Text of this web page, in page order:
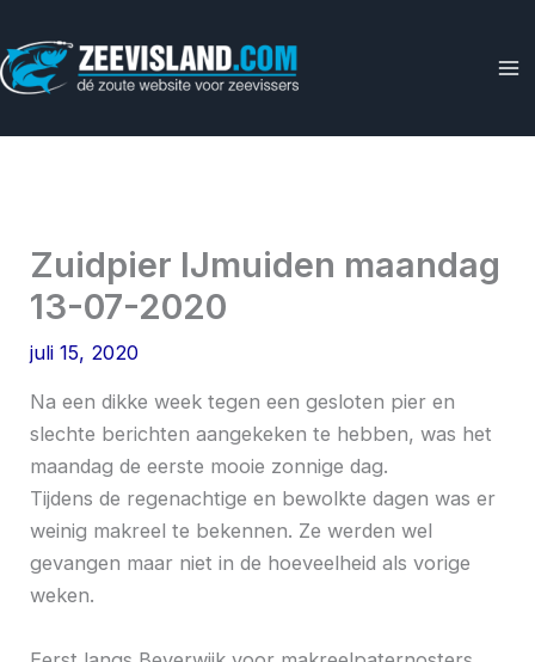
naar
de
Zuidpier IJmuiden maandag
13-07-2020
juli 15, 2020
Na een dikke week tegen een gesloten pier en
slechte berichten aangekeken te hebben, was het
maandag de eerste mooie zonnige dag.
Tijdens de regenachtige en bewolkte dagen was er
weinig makreel te bekennen. Ze werden wel
gevangen maar niet in de hoeveelheid als vorige
weken.